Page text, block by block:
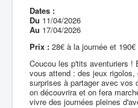
Dates :
Du 11/04/2026
Au 17/04/2026
Prix : 28€ à la journée et
Coucou les p'tits aventuriers !
vous attend : des jeux
surprises à partager avec vos
on découvrira et on fera
vivre des journées pleines